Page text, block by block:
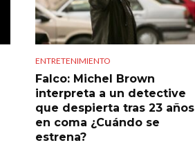
ENTRETENIMIENTO
Falco: Michel Brown
interpreta a un detective
que despierta tras 23 años
en coma ¿Cuándo se
estrena?